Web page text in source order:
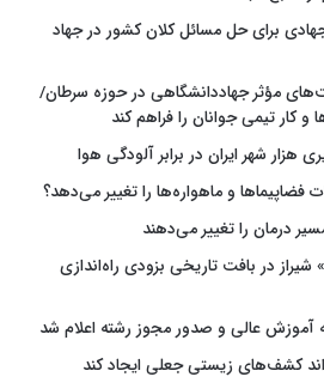
برای حل مسائل کلان کشور در جهاد
مؤثر جهاددانشگاهی در حوزه سرطان/
و کار تیمی جوانان را فراهم کند
هزار شهر ایران در برابر آلودگی هوا
و ماهواره‌ها را تغییر می‌دهد؟
درمان را تغییر می‌دهند
در بافت تاریخی بزودی راه‌اندازی
عالی و صدور مجوز رشته اعلام شد
کشف‌های زیستی جعلی ایجاد کند